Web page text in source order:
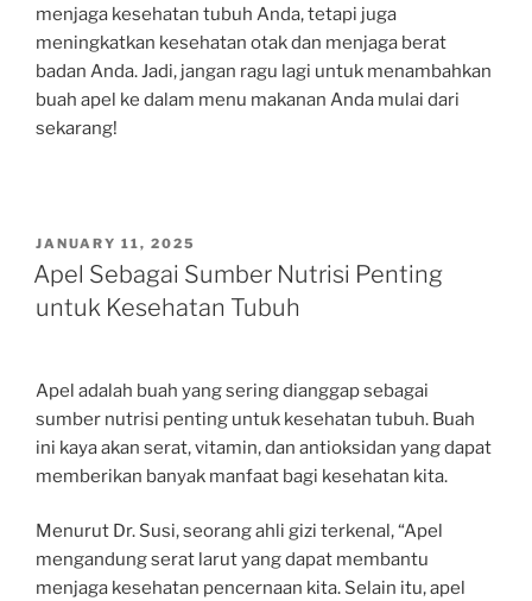
menjaga kesehatan tubuh Anda, tetapi juga
meningkatkan kesehatan otak dan menjaga berat
badan Anda. Jadi, jangan ragu lagi untuk menambahkan
buah apel ke dalam menu makanan Anda mulai dari
sekarang!
POSTED
ON
JANUARY 11, 2025
Apel Sebagai Sumber Nutrisi Penting
untuk Kesehatan Tubuh
Apel adalah buah yang sering dianggap sebagai
sumber nutrisi penting untuk kesehatan tubuh. Buah
ini kaya akan serat, vitamin, dan antioksidan yang dapat
memberikan banyak manfaat bagi kesehatan kita.
Menurut Dr. Susi, seorang ahli gizi terkenal, “Apel
mengandung serat larut yang dapat membantu
menjaga kesehatan pencernaan kita. Selain itu, apel